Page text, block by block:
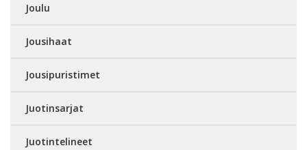
Joulu
Jousihaat
Jousipuristimet
Juotinsarjat
Juotintelineet